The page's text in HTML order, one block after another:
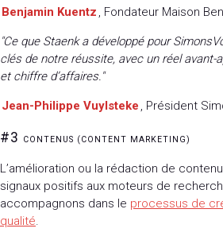
Benjamin Kuentz , Fondateur Maison
"Ce que Staenk a développé pour
clés de notre réussite, avec un réel avant-
et chiffre d’affaires."
Jean-Philippe Vuylsteke , Président
#3 CONTENUS (CONTENT MARKETING)
L’amélioration ou la rédaction de
signaux positifs aux moteurs de
accompagnons dans le processus de
qualité.